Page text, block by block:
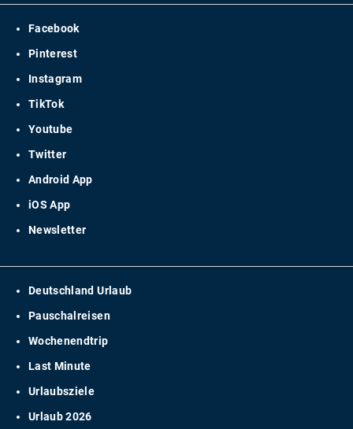
Facebook
Pinterest
Instagram
TikTok
Youtube
Twitter
Android App
iOS App
Newsletter
Deutschland Urlaub
Pauschalreisen
Wochenendtrip
Last Minute
Urlaubsziele
Urlaub 2026